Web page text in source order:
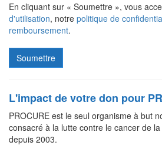
En cliquant sur « Soumettre », vous
d'utilisation, notre politique de
remboursement.
L'impact de votre don pour
PROCURE est le seul organisme à but
consacré à la lutte contre le cancer de
depuis 2003.